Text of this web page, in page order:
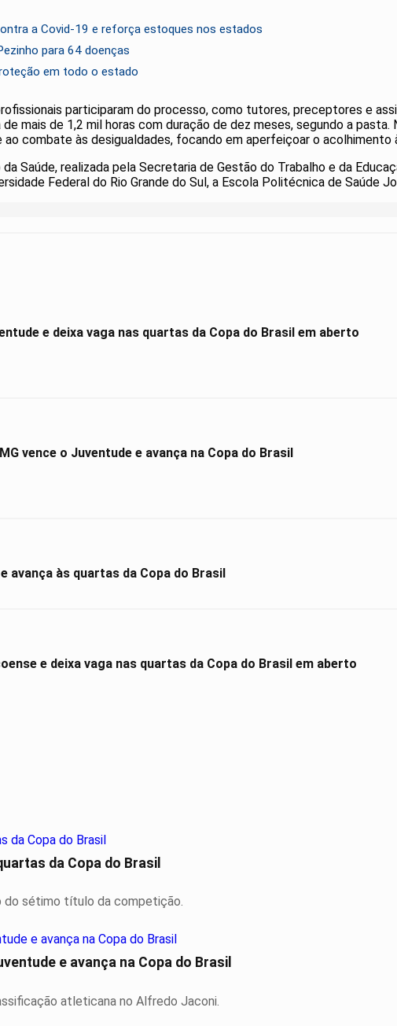
a Covid-19 e reforça estoques nos estados
para 64 doenças
em todo o estado
participaram do processo, como tutores, preceptores e
mais de 1,2 mil horas com duração de dez meses, segundo a
ao combate às desigualdades, focando em aperfeiçoar o acolhimento
Saúde, realizada pela Secretaria de Gestão do Trabalho e da
Federal do Rio Grande do Sul, a Escola Politécnica de Saúde
e deixa vaga nas quartas da Copa do Brasil em aberto
vence o Juventude e avança na Copa do Brasil
avança às quartas da Copa do Brasil
e deixa vaga nas quartas da Copa do Brasil em aberto
da Copa do Brasil
do sétimo título da competição.
e avança na Copa do Brasil
atleticana no Alfredo Jaconi.